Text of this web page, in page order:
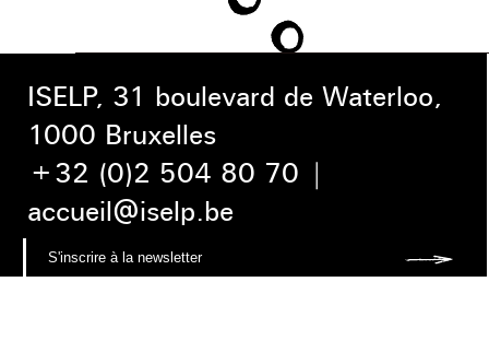
ISELP, 31 boulevard de Waterloo,
1000 Bruxelles
+32 (0)2 504 80 70 |
accueil@iselp.be